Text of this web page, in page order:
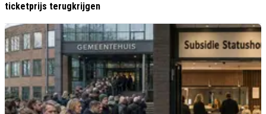
ticketprijs terugkrijgen